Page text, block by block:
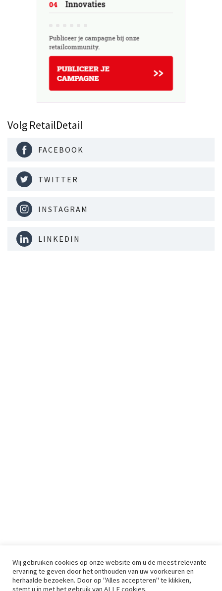
Volg RetailDetail
FACEBOOK
TWITTER
INSTAGRAM
LINKEDIN
Wij gebruiken cookies op onze website om u de meest relevante
ervaring te geven door het onthouden van uw voorkeuren en
herhaalde bezoeken. Door op "Alles accepteren" te klikken,
stemt u in met het gebruik van ALLE cookies.